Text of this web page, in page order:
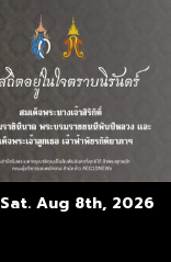
Sat. Aug 8th, 2026